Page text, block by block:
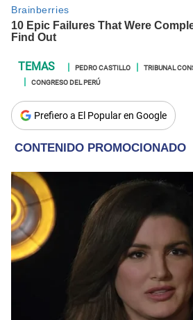
PEDRO CASTILLO
TRIBUNAL
CONGRESO DEL PERÚ
Prefiero a El Popular en Google